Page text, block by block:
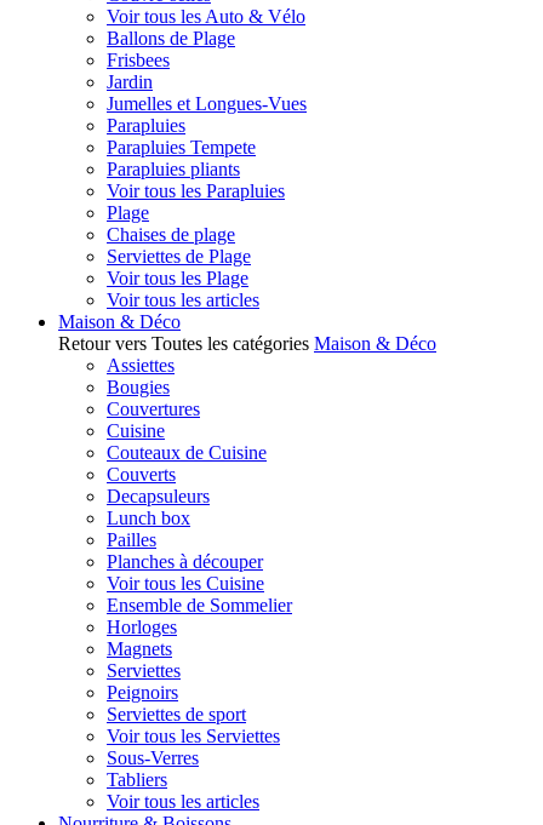
Voir tous les Auto & Vélo
Ballons de Plage
Frisbees
Jardin
Jumelles et Longues-Vues
Parapluies
Parapluies Tempete
Parapluies pliants
Voir tous les Parapluies
Plage
Chaises de plage
Serviettes de Plage
Voir tous les Plage
Voir tous les articles
Maison & Déco
Retour vers Toutes les catégories Maison & Déco
Assiettes
Bougies
Couvertures
Cuisine
Couteaux de Cuisine
Couverts
Decapsuleurs
Lunch box
Pailles
Planches à découper
Voir tous les Cuisine
Ensemble de Sommelier
Horloges
Magnets
Serviettes
Peignoirs
Serviettes de sport
Voir tous les Serviettes
Sous-Verres
Tabliers
Voir tous les articles